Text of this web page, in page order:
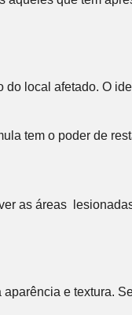
local afetado. O
tem o poder de
as áreas
e textura.